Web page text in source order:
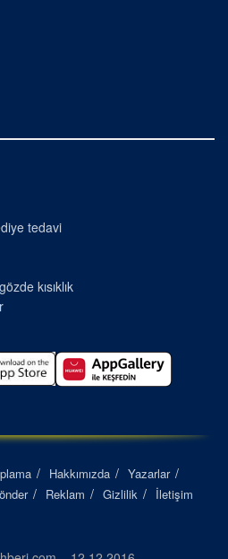
tedavi
kısıklık
Hakkımızda
Yazarlar
Reklam Gizlilik İletişim